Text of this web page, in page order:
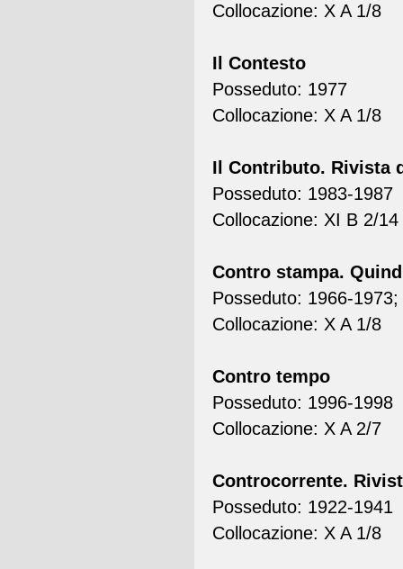
Collocazione: X A 1/8
Il Contesto
Posseduto: 1977
Collocazione: X A 1/8
Il Contributo. Rivista
Posseduto: 1983-1987
Collocazione: XI B 2/14
Contro stampa.
Posseduto: 1966-
Collocazione: X A 1/8
Contro tempo
Posseduto: 1996-1998
Collocazione: X A 2/7
Controcorrente.
Posseduto: 1922-1941
Collocazione: X A 1/8